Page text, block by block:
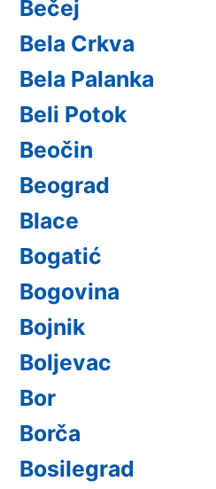
Bečej
Bela Crkva
Bela Palanka
Beli Potok
Beočin
Beograd
Blace
Bogatić
Bogovina
Bojnik
Boljevac
Bor
Borča
Bosilegrad